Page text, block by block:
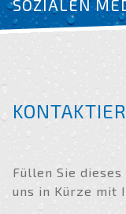
SOZIALEN
Füllen Sie
uns in Kürze mit